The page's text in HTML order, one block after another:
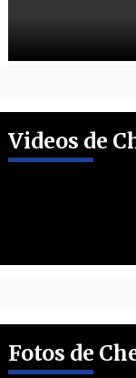
Videos de
Fotos de